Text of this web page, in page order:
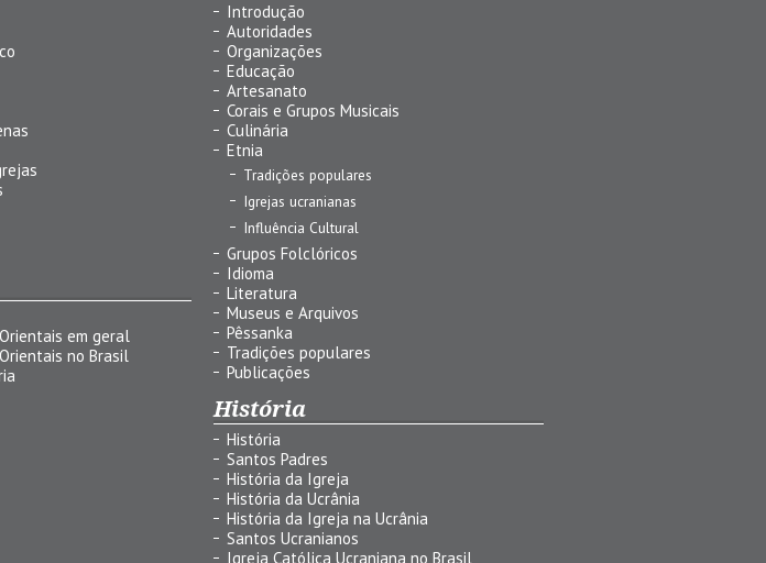
em geral
no Brasil
Introdução
Autoridades
Organizações
Educação
Artesanato
Corais e Grupos Musicais
Culinária
Etnia
Tradições populares
Igrejas ucranianas
Influência Cultural
Grupos Folclóricos
Idioma
Literatura
Museus e Arquivos
Pêssanka
Tradições populares
Publicações
História
História
Santos Padres
História da Igreja
História da Ucrânia
História da Igreja na Ucrânia
Santos Ucranianos
Igreja Católica Ucraniana no Brasil